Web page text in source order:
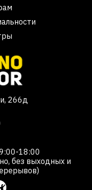
266д
18:00
без выходных и